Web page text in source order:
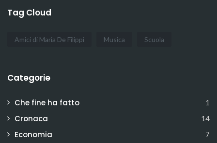
Tag Cloud
Amici di Maria De Filippi Musica Scuola
Categorie
Che fine ha fatto 1
Cronaca 14
Economia 7